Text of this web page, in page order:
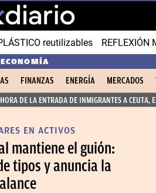
reutilizables REFLEXIÓN
ECONOMÍA
FINANZAS ENERGÍA MERCADOS
DE LA ENTRADA DE INMIGRANTES A CEUTA,
EN ACTIVOS
mantiene el guión:
tipos y anuncia la